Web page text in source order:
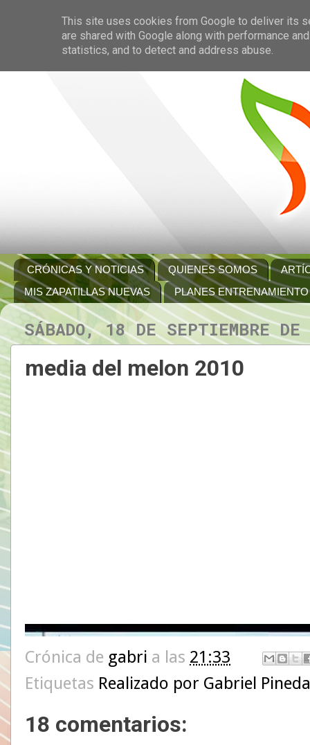
CRÓNICAS Y NOTICIAS QUIENES SOMOS
MIS ZAPATILLAS NUEVAS
PLANES ENTRENAMIENTO
SÁBADO, 18 DE SEPTIEMBRE
media del melon 2010
Crónica de gabri a las 21:33
Etiquetas Realizado por Gabriel
18 comentarios:
This site uses cookies from Google to deliver its
are shared with Google along with performance
statistics, and to detect and address abuse.